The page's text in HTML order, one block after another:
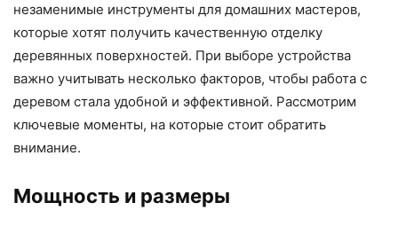
незаменимые инструменты для домашних мастеров,
которые хотят получить качественную отделку
деревянных поверхностей. При выборе устройства
важно учитывать несколько факторов, чтобы работа с
деревом стала удобной и эффективной. Рассмотрим
ключевые моменты, на которые стоит обратить
внимание.
Мощность и размеры